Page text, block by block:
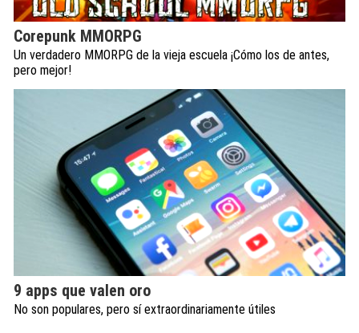
Corepunk MMORPG
Un verdadero MMORPG de la vieja escuela ¡Cómo los de antes,
pero mejor!
9 apps que valen oro
No son populares, pero sí extraordinariamente útiles